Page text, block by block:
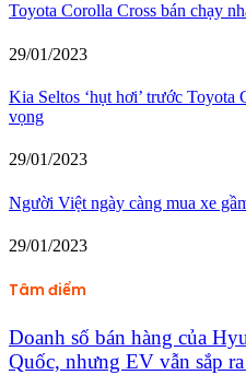
Toyota Corolla Cross bán chạy
29/01/2023
Kia Seltos ‘hụt hơi’ trước
vọng
29/01/2023
Người Việt ngày càng mua xe
29/01/2023
Tâm điểm
Doanh số bán hàng của
Quốc, nhưng EV vẫn sắp